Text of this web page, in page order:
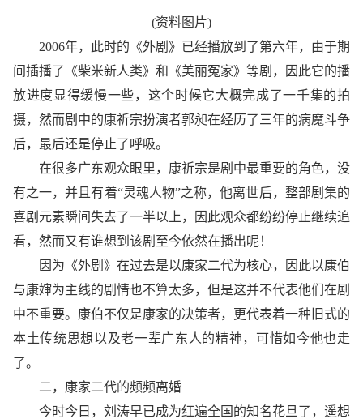
(资料图片)
2006年，此时的《外剧》已经播放到了第六年，由于期
间插播了《柴米新人类》和《美丽冤家》等剧，因此它的播
放进度显得缓慢一些，这个时候它大概完成了一千集的拍
摄，然而剧中的康祈宗扮演者郭昶在经历了三年的病魔斗争
后，最后还是停止了呼吸。
在很多广东观众眼里，康祈宗是剧中最重要的角色，没
有之一，并且有着“灵魂人物”之称，他离世后，整部剧集的
喜剧元素瞬间失去了一半以上，因此观众都纷纷停止继续追
看，然而又有谁想到该剧至今依然在播出呢！
因为《外剧》在过去是以康家二代为核心，因此以康伯
与康婶为主线的剧情也不算太多，但是这并不代表他们在剧
中不重要。康伯不仅是康家的决策者，更代表着一种旧式的
本土传统思想以及老一辈广东人的精神，可惜如今他也走
了。
二，康家二代的频频离婚
今时今日，刘涛早已成为红遍全国的知名花旦了，遥想